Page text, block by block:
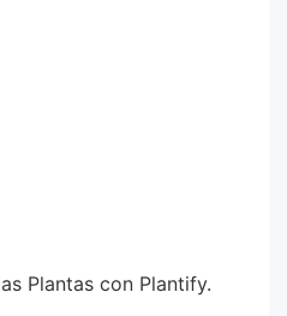
Plantas con Plantify.